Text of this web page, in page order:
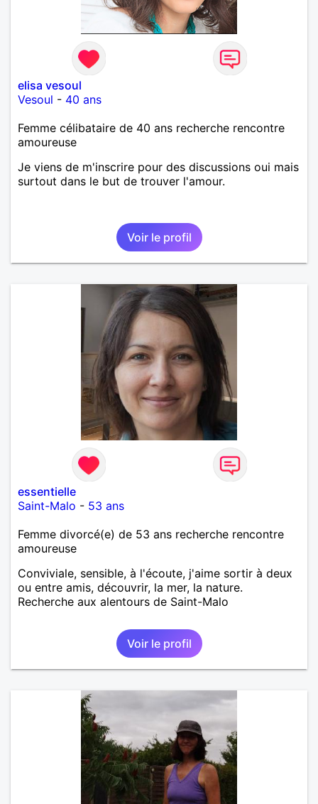
elisa vesoul
Vesoul - 40 ans
Femme célibataire de 40 ans recherche rencontre
amoureuse
Je viens de m'inscrire pour des discussions oui mais
surtout dans le but de trouver l'amour.
Voir le profil
essentielle
Saint-Malo - 53 ans
Femme divorcé(e) de 53 ans recherche rencontre
amoureuse
Conviviale, sensible, à l'écoute, j'aime sortir à deux
ou entre amis, découvrir, la mer, la nature.
Recherche aux alentours de Saint-Malo
Voir le profil